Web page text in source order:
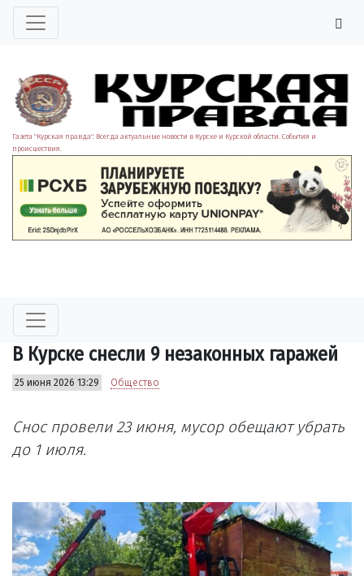
Газета "Курская правда". Всегда актуальные новости в Курске и Курской области. События и
происшествия.
В Курске снесли 9 незаконных гаражей
25 июня 2026 13:29 Общество
Снос провели 23 июня, мусор обещают убрать
до 1 июля.